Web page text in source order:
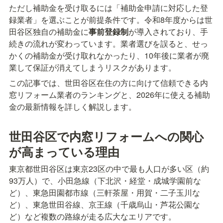
ただし補助金を受け取るには「補助金申請に対応した登
録業者」を選ぶことが前提条件です。令和8年度からは世
田谷区独自の補助金に事前登録制が導入されており、手
続きの流れが変わっています。業者選びを誤ると、せっ
かくの補助金が受け取れなかったり、10年後に業者が廃
業して保証が消えてしまうリスクがあります。
この記事では、世田谷区在住の方に向けて信頼できる内
窓リフォーム業者のランキングと、2026年に使える補助
金の最新情報を詳しく解説します。
世田谷区で内窓リフォームへの関心
が高まっている理由
東京都世田谷区は東京23区の中で最も人口が多い区（約
93万人）で、小田急線（下北沢・経堂・成城学園前な
ど）、東急田園都市線（三軒茶屋・用賀・二子玉川な
ど）、東急世田谷線、京王線（千歳烏山・芦花公園な
ど）など複数の路線が走る広大なエリアです。